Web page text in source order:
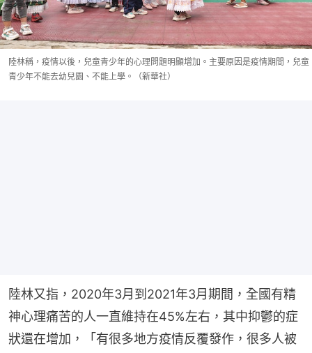
陸林稱，疫情以後，兒童青少年的心理問題明顯增加。主要原因是疫情期間，兒童
青少年不能去幼兒園、不能上學。（新華社）
陸林又指，2020年3月到2021年3月期間，全國有精
神心理痛苦的人一直維持在45%左右，其中抑鬱的症
狀還在增加，「有很多地方疫情反覆發作，很多人被